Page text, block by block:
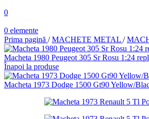
0
0 elemente
Prima pagină / MACHETE METAL /
Macheta 1980 Peugeot 305 Sr Rosu 1:24
Înapoi la produse
Macheta 1973 Dodge 1500 Gt90 Yellow/